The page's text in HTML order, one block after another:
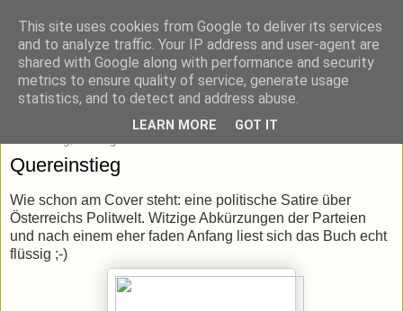
blick-punkt[e..]
Momentaufnahmen von unterwegs & daheim.
Quereinstieg
Wie schon am Cover steht: eine politische Satire über
Österreichs Politwelt. Witzige Abkürzungen der Parteien
und nach einem eher faden Anfang liest sich das Buch echt
flüssig ;-)
This site uses cookies from Google to deliver its services
and to analyze traffic. Your IP address and user-agent are
shared with Google along with performance and security
metrics to ensure quality of service, generate usage
statistics, and to detect and address abuse.
LEARN MORE GOT IT